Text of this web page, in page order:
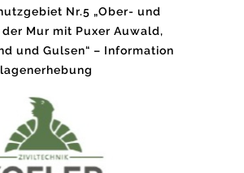
Nr.5 „Ober- und
Mur mit Puxer Auwald,
und Gulsen“ – Information